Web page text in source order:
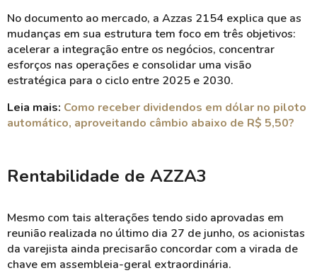
No documento ao mercado, a Azzas 2154 explica que as
mudanças em sua estrutura tem foco em três objetivos:
acelerar a integração entre os negócios, concentrar
esforços nas operações e consolidar uma visão
estratégica para o ciclo entre 2025 e 2030.
Leia mais: Como receber dividendos em dólar no piloto
automático, aproveitando câmbio abaixo de R$ 5,50?
Rentabilidade de AZZA3
Mesmo com tais alterações tendo sido aprovadas em
reunião realizada no último dia 27 de junho, os acionistas
da varejista ainda precisarão concordar com a virada de
chave em assembleia-geral extraordinária.